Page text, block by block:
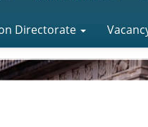
Directorate